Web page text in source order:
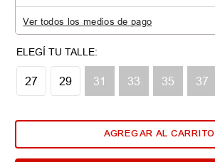
Ver todos los medios de pago
27 29 31 33 35 37
AGREGAR AL CARRITO